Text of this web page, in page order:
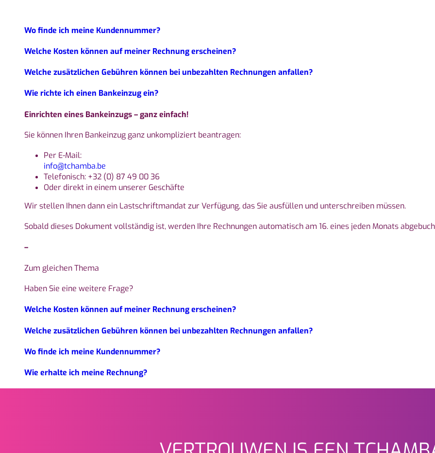
Wo finde ich meine Kundennummer?
Welche Kosten können auf meiner Rechnung erscheinen?
Welche zusätzlichen Gebühren können bei unbezahlten Rechnungen anfallen?
Wie richte ich einen Bankeinzug ein?
Einrichten eines Bankeinzugs – ganz einfach!
Sie können Ihren Bankeinzug ganz unkompliziert beantragen:
Per E-Mail:
info@tchamba.be
Telefonisch: +32 (0) 87 49 00 36
Oder direkt in einem unserer Geschäfte
Wir stellen Ihnen dann ein Lastschriftmandat zur Verfügung, das Sie ausfüllen und unterschreiben müssen.
Sobald dieses Dokument vollständig ist, werden Ihre Rechnungen automatisch am 16. eines jeden Monats
–
Zum gleichen Thema
Haben Sie eine weitere Frage?
Welche Kosten können auf meiner Rechnung erscheinen?
Welche zusätzlichen Gebühren können bei unbezahlten Rechnungen anfallen?
Wo finde ich meine Kundennummer?
Wie erhalte ich meine Rechnung?